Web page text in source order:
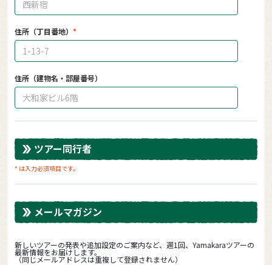
住所（丁目番地）
住所（建物名・部屋番号）
ツアー同行者
* は入力必須項目です。
メールマガジン
新しいツアーの発表や追加設定のご案内など、週1回、Yamakaraツアーの
最新情報をお届けします。
（同じメールアドレスは重複して登録されません）